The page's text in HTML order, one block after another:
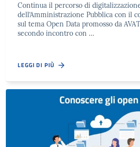
Continua il percorso di
dell’Amministrazione Pubblica con il
sul tema Open Data promosso da
secondo incontro con …
LEGGI DI PIÙ